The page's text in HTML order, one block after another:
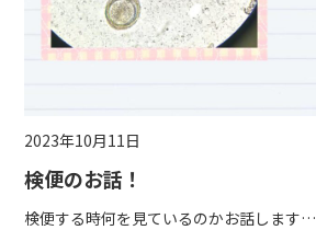
2023年10月11日
検便のお話！
検便する時何を見ているのかお話します…